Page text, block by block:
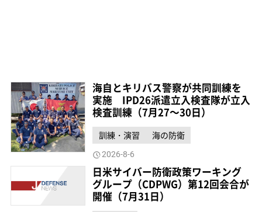
海自とキリバス警察が共同訓練を
実施 IPD26派遣立入検査隊が立入
検査訓練（7月27～30日）
訓練・演習 海の防衛
2026-8-6
日米サイバー防衛政策ワーキング
グループ（CDPWG）第12回会合が
開催（7月31日）